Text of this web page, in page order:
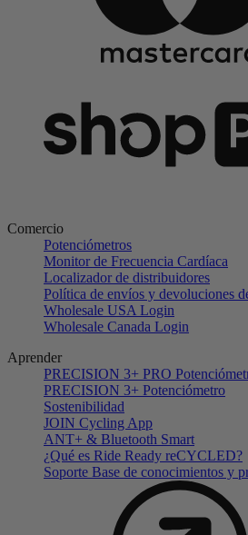
Comercio
Potenciómetros
Monitor de Frecuencia Cardíaca
Localizador de distribuidores
Política de envíos y devoluciones
Wholesale USA Login
Wholesale Canada Login
Aprender
PRECISION 3+ PRO
PRECISION 3+ Potenciómetro
Sostenibilidad
JOIN Cycling App
ANT+ & Bluetooth Smart
¿Qué es Ride Ready reCYCLED?
Soporte Base de conocimientos y